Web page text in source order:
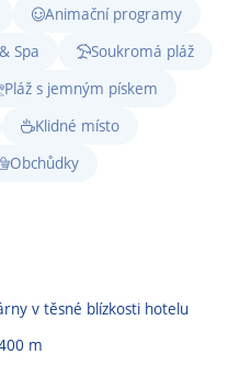
Animační programy
Spa
Soukromá pláž
Pláž s jemným pískem
Klidné místo
Obchůdky
v těsné blízkosti hotelu
m